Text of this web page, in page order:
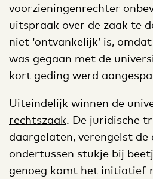
voorzieningenrechter
uitspraak over de zaak te
niet ‘ontvankelijk’ is,
was gegaan met de
kort geding werd
Uiteindelijk winnen de
rechtszaak. De juridische
daargelaten, verengelst de
ondertussen stukje bij
genoeg komt het initiatief